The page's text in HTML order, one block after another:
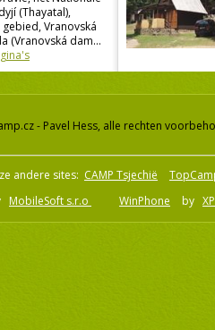
het Nationale
(Thayatal),
Vranovská
andere sites:CAMP Tsjechië